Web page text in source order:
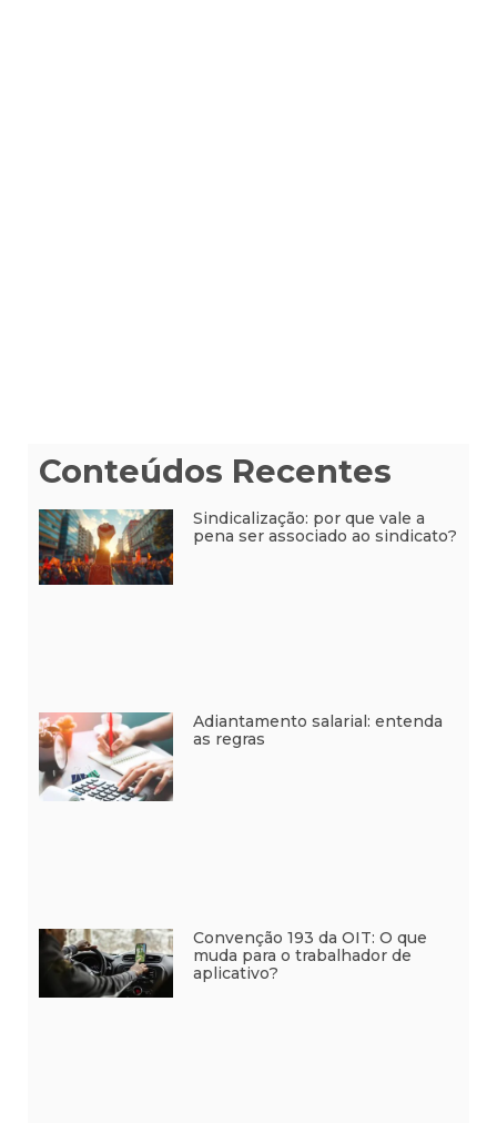
Conteúdos Recentes
Sindicalização: por que vale a
pena ser associado ao sindicato?
Adiantamento salarial: entenda
as regras
Convenção 193 da OIT: O que
muda para o trabalhador de
aplicativo?